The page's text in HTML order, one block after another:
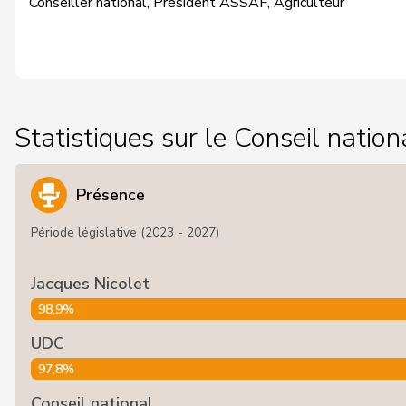
Statistiques sur le Conseil
Présence
Période législative (2023 - 2027)
Jacques Nicolet
98,9%
UDC
97,8%